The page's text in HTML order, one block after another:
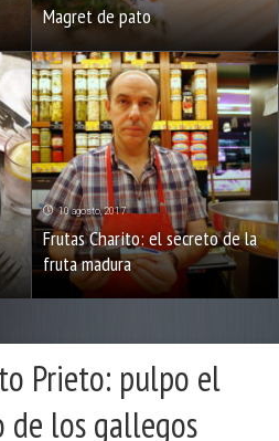
Magret de pato
10 agosto, 2017
Frutas Charito: el secreto de la
fruta madura
Prieto: pulpo el
de los gallegos